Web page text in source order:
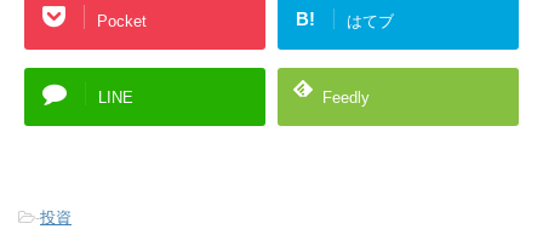
Pocket B! はてブ
LINE Feedly
-投資